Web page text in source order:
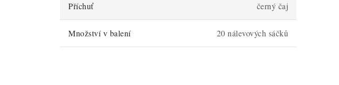
Příchuť černý čaj
Množství v balení 20 nálevových sáčků